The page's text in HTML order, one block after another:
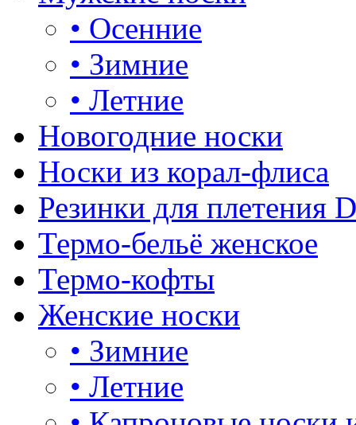
• Осенние
• Зимние
• Летние
Новогодние носки
Носки из корал-флиса
Резинки для плетения
Термо-бельё женское
Термо-кофты
Женские носки
• Зимние
• Летние